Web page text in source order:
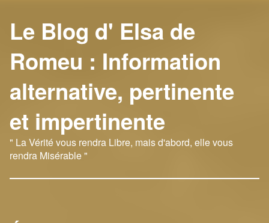
Le Blog d' Elsa de
Romeu : Information
alternative, pertinente
et impertinente
" La Vérité vous rendra Libre, mais d'abord, elle vous
rendra Misérable "